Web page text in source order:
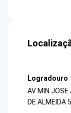
Logradouro
AV MIN JOSE
DE ALMEIDA